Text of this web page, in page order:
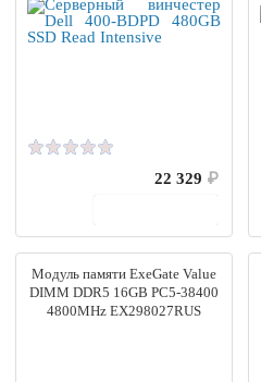
22 329 ₽
Модуль памяти ExeGate Value
DIMM DDR5 16GB PC5-38400
4800MHz EX298027RUS